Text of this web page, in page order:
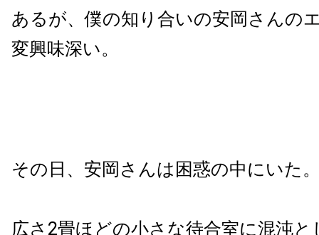
あるが、僕の知り合いの安岡さんの
変興味深い。
その日、安岡さんは困惑の中にいた
広さ2畳ほどの小さな待合室に混沌